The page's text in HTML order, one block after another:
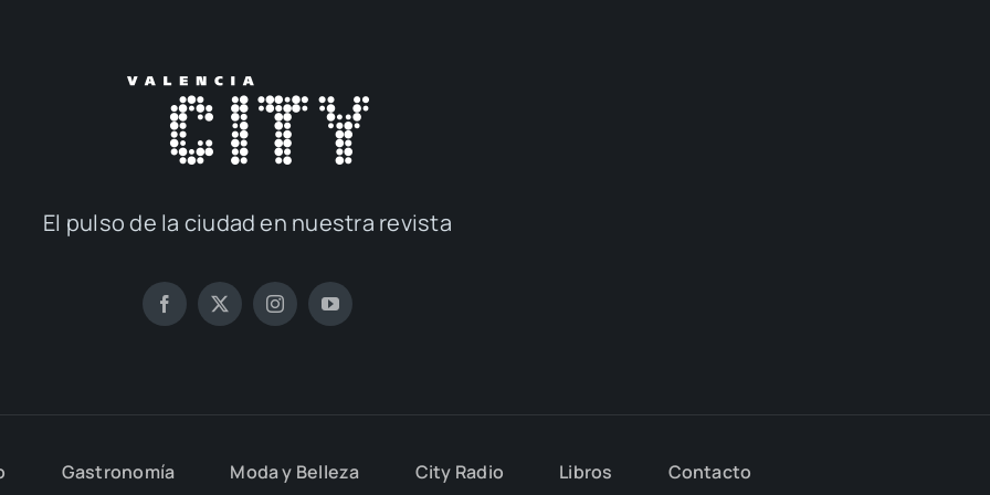
El pul­so de la ciu­dad en nues­tra revis­ta
Gas­tro­no­mía Moda y Belle­za City Radio Libros Con­tac­to